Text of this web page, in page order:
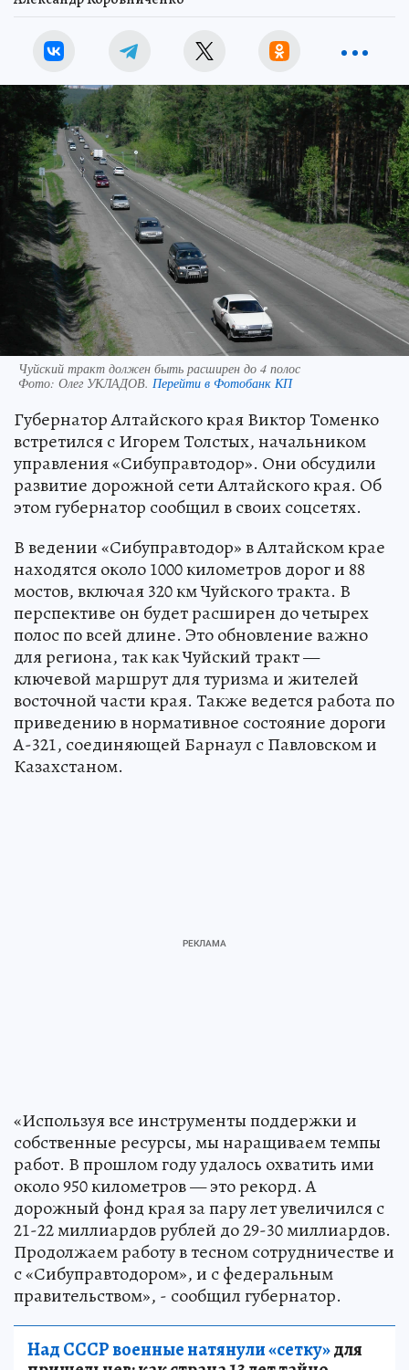
Чуйский тракт должен быть расширен до 4 полос
Фото: Олег УКЛАДОВ. Перейти в Фотобанк КП
Губернатор Алтайского края Виктор Томенко
встретился с Игорем Толстых, начальником
управления «Сибуправтодор». Они обсудили
развитие дорожной сети Алтайского края. Об
этом губернатор сообщил в своих соцсетях.
В ведении «Сибуправтодор» в Алтайском крае
находятся около 1000 километров дорог и 88
мостов, включая 320 км Чуйского тракта. В
перспективе он будет расширен до четырех
полос по всей длине. Это обновление важно
для региона, так как Чуйский тракт —
ключевой маршрут для туризма и жителей
восточной части края. Также ведется работа по
приведению в нормативное состояние дороги
А-321, соединяющей Барнаул с Павловском и
Казахстаном.
«Используя все инструменты поддержки и
собственные ресурсы, мы наращиваем темпы
работ. В прошлом году удалось охватить ими
около 950 километров — это рекорд. А
дорожный фонд края за пару лет увеличился с
21-22 миллиардов рублей до 29-30 миллиардов.
Продолжаем работу в тесном сотрудничестве и
с «Сибуправтодором», и с федеральным
правительством», - сообщил губернатор.
Над СССР военные натянули «сетку»для